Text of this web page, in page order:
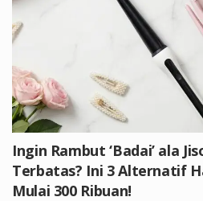
Ingin Rambut ‘Badai’ ala
Terbatas? Ini 3 Alternatif
Mulai 300 Ribuan!